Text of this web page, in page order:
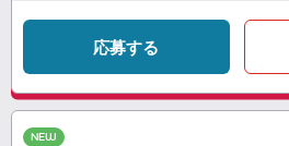
応募する
NEW